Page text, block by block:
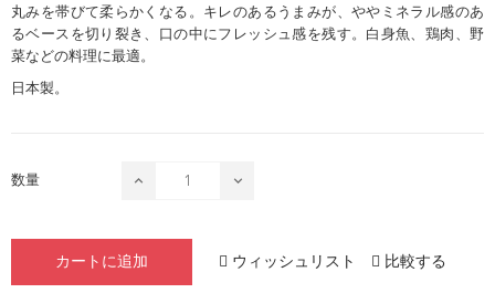
丸みを帯びて柔らかくなる。キレのあるうまみが、ややミネラル感のあ
るベースを切り裂き、口の中にフレッシュ感を残す。白身魚、鶏肉、野
菜などの料理に最適。
日本製。
数量
カートに追加 ウィッシュリスト 比較する